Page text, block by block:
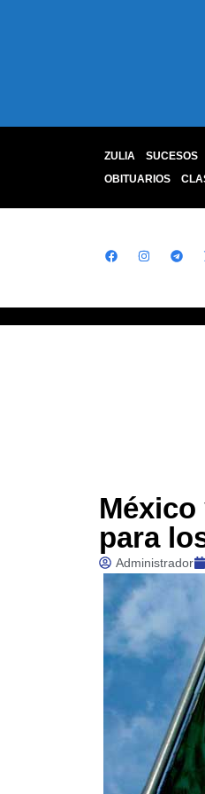
ZULIA SUCESOS
OBITUARIOS
para
Administrador